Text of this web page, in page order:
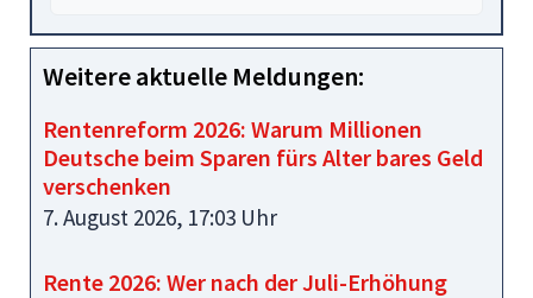
Weitere aktuelle Meldungen:
Rentenreform 2026: Warum Millionen
Deutsche beim Sparen fürs Alter bares Geld
verschenken
7. August 2026, 17:03 Uhr
Rente 2026: Wer nach der Juli-Erhöhung